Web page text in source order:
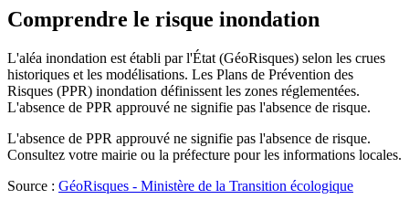
Comprendre le risque inondation
L'aléa inondation est établi par l'État (GéoRisques) selon les crues
historiques et les modélisations. Les Plans de Prévention des
Risques (PPR) inondation définissent les zones réglementées.
L'absence de PPR approuvé ne signifie pas l'absence de risque.
L'absence de PPR approuvé ne signifie pas l'absence de risque.
Consultez votre mairie ou la préfecture pour les informations locales.
Source : GéoRisques - Ministère de la Transition écologique